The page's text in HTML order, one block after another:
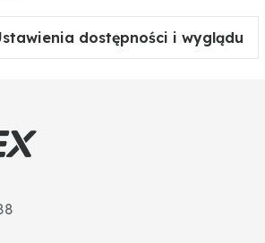
dostępności i wyglądu